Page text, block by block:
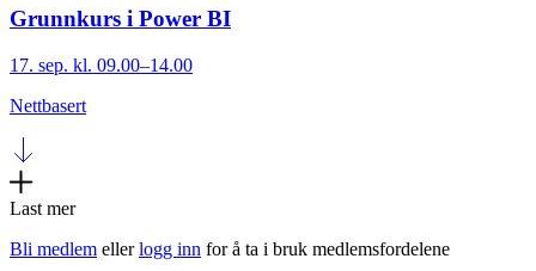
Grunnkurs i Power BI
17. sep. kl. 09.00–14.00
Nettbasert
Last mer
Bli medlem ellerlogg inn for å ta i bruk medlemsfordelene